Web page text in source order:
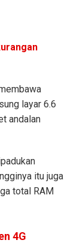
layar 6.6
andalan
itu juga
total RAM
4G